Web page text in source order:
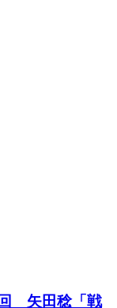
回 矢田稔「戦